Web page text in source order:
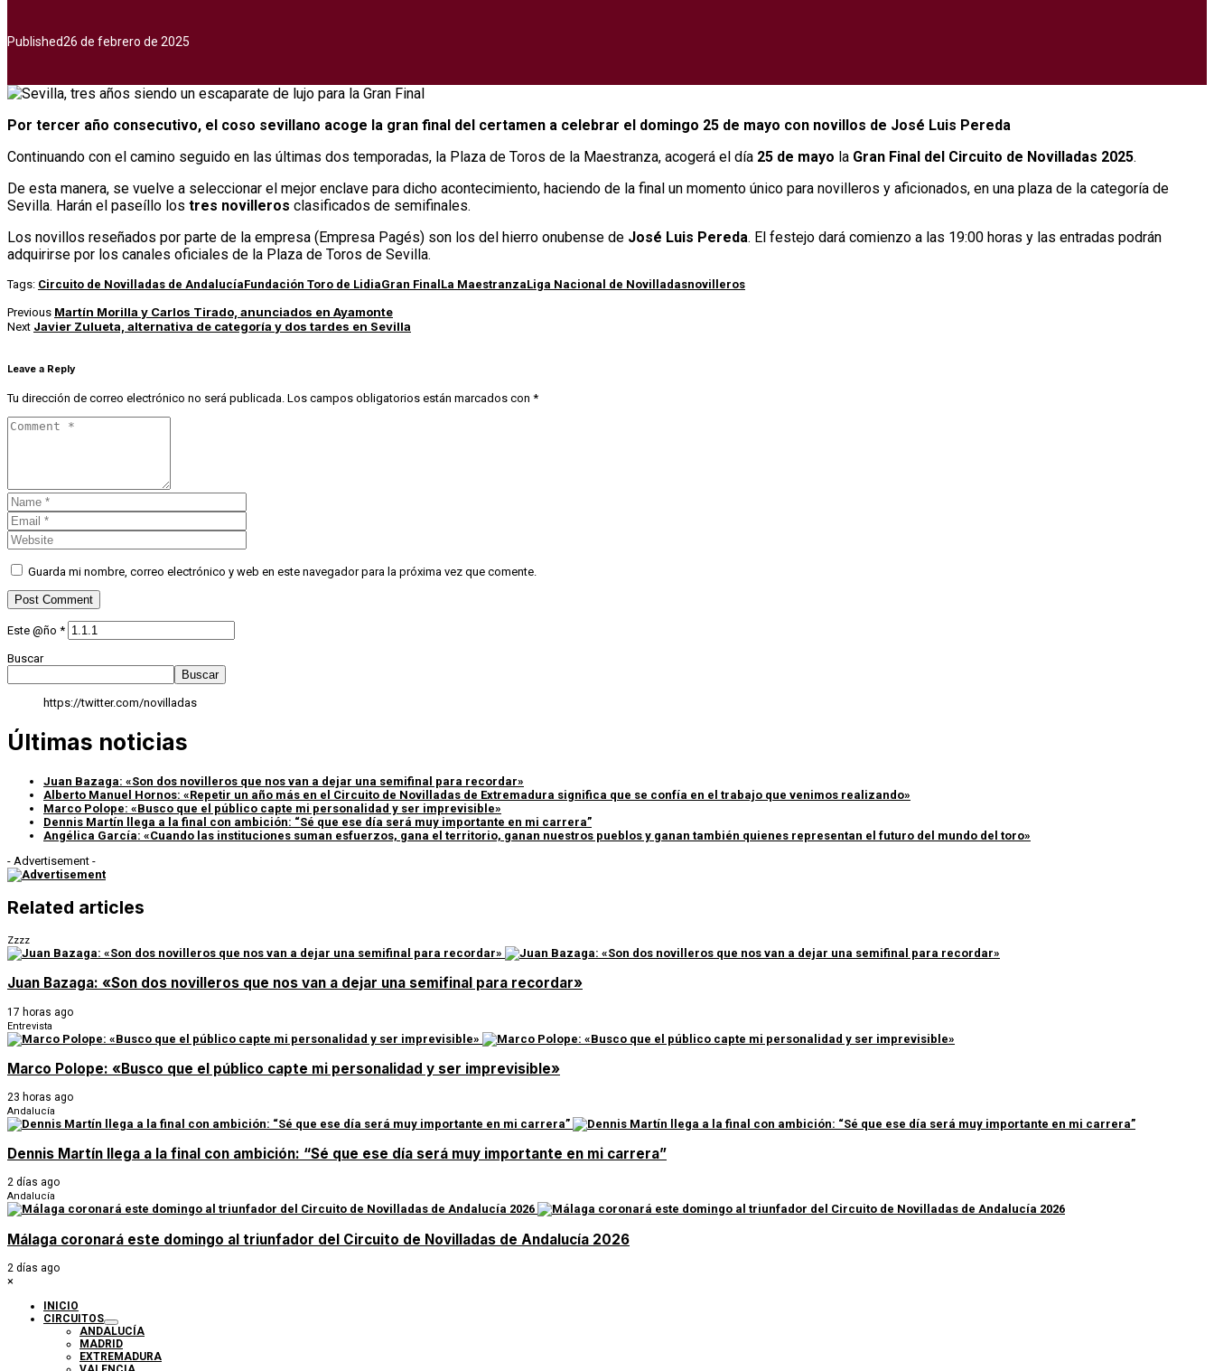
Published26 de febrero de 2025
Por tercer año consecutivo, el coso sevillano acoge la gran final del certamen a celebrar el domingo 25 de mayo con novillos de José Luis Pereda
Continuando con el camino seguido en las últimas dos temporadas, la Plaza de Toros de la Maestranza, acogerá el día 25 de mayo la Gran Final del Circuito de Novilladas 2025.
De esta manera, se vuelve a seleccionar el mejor enclave para dicho acontecimiento, haciendo de la final un momento único para novilleros y aficionados, en una plaza de la categoría de
Sevilla. Harán el paseíllo los tres novilleros clasificados de semifinales.
Los novillos reseñados por parte de la empresa (Empresa Pagés) son los del hierro onubense de José Luis Pereda. El festejo dará comienzo a las 19:00 horas y las entradas podrán
adquirirse por los canales oficiales de la Plaza de Toros de Sevilla.
Tags: Circuito de Novilladas de AndalucíaFundación Toro de LidiaGran Final La MaestranzaLiga Nacional de Novilladasnovilleros
Previous Martín Morilla y Carlos Tirado, anunciados en Ayamonte
Next Javier Zulueta, alternativa de categoría y dos tardes en Sevilla
Leave a Reply
Tu dirección de correo electrónico no será publicada. Los campos obligatorios están marcados con *
Guarda mi nombre, correo electrónico y web en este navegador para la próxima vez que comente.
Este @ño *
Buscar
Buscar
https://twitter.com/novilladas
Últimas noticias
Juan Bazaga: «Son dos novilleros que nos van a dejar una semifinal para recordar»
Alberto Manuel Hornos: «Repetir un año más en el Circuito de Novilladas de Extremadura significa que se confía en el trabajo que venimos realizando»
Marco Polope: «Busco que el público capte mi personalidad y ser imprevisible»
Dennis Martín llega a la final con ambición: “Sé que ese día será muy importante en mi carrera”
Angélica García: «Cuando las instituciones suman esfuerzos, gana el territorio, ganan nuestros pueblos y ganan también quienes representan el futuro del mundo del toro»
- Advertisement -
Related articles
Zzzz
Juan Bazaga: «Son dos novilleros que nos van a dejar una semifinal para recordar»
17 horas ago
Entrevista
Marco Polope: «Busco que el público capte mi personalidad y ser imprevisible»
23 horas ago
Andalucía
Dennis Martín llega a la final con ambición: “Sé que ese día será muy importante en mi carrera”
2 días ago
Andalucía
Málaga coronará este domingo al triunfador del Circuito de Novilladas de Andalucía 2026
2 días ago
×
INICIO
CIRCUITOS
ANDALUCÍA
MADRID
EXTREMADURA